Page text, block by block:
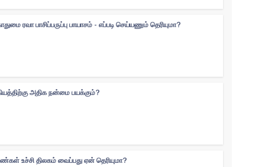
ரவா பாசிப்பருப்பு பாயாசம் - எப்படி செய்யணும் தெரியுமா?
அதிக நன்மை பயக்கும்?
உச்சி திலகம் வைப்பது ஏன் தெரியுமா?